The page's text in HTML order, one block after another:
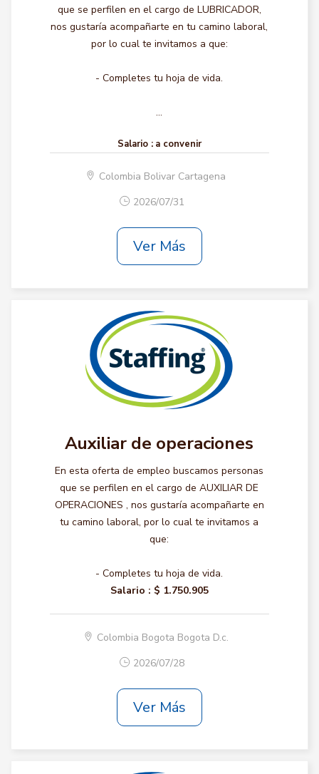
que se perfilen en el cargo de LUBRICADOR,
nos gustaría acompañarte en tu camino laboral,
por lo cual te invitamos a que:
- Completes tu hoja de vida.
...
Salario : a convenir
Colombia Bolivar Cartagena
2026/07/31
Ver Más
Auxiliar de operaciones
En esta oferta de empleo buscamos personas
que se perfilen en el cargo de AUXILIAR DE
OPERACIONES , nos gustaría acompañarte en
tu camino laboral, por lo cual te invitamos a
que:
- Completes tu hoja de vida.
Salario : $ 1.750.905
Colombia Bogota Bogota D.c.
2026/07/28
Ver Más